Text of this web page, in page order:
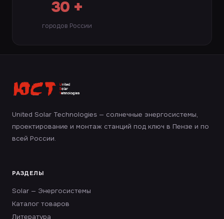
30 +
городов России
United Solar Technologies — солнечные энергосистемы,
проектирование и монтаж станций под ключ в Пензе и по
всей России.
РАЗДЕЛЫ
Solar — Энергосистемы
Каталог товаров
Литература